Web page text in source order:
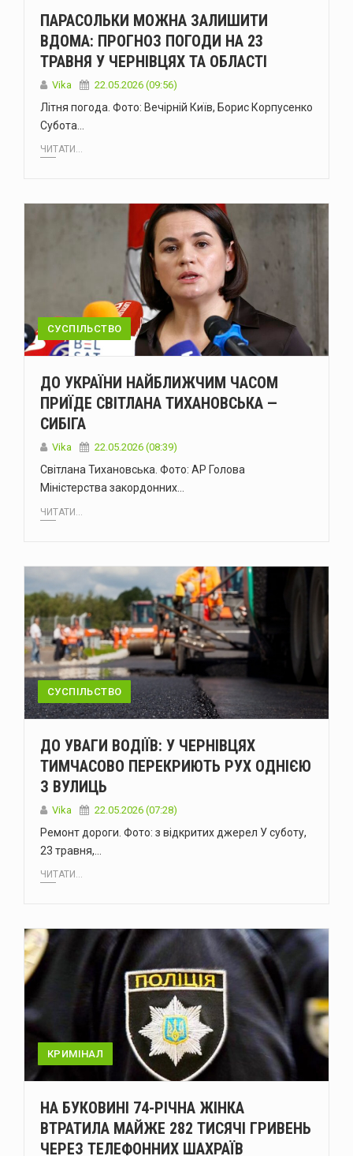
ПАРАСОЛЬКИ МОЖНА ЗАЛИШИТИ
ВДОМА: ПРОГНОЗ ПОГОДИ НА 23
ТРАВНЯ У ЧЕРНІВЦЯХ ТА ОБЛАСТІ
Vika 22.05.2026 (09:56)
Літня погода. Фото: Вечірній Київ, Борис Корпусенко
Субота…
ЧИТАТИ...
СУСПІЛЬСТВО
ДО УКРАЇНИ НАЙБЛИЖЧИМ ЧАСОМ
ПРИЇДЕ СВІТЛАНА ТИХАНОВСЬКА —
СИБІГА
Vika 22.05.2026 (08:39)
Світлана Тихановська. Фото: AP Голова
Міністерства закордонних…
ЧИТАТИ...
СУСПІЛЬСТВО
ДО УВАГИ ВОДІЇВ: У ЧЕРНІВЦЯХ
ТИМЧАСОВО ПЕРЕКРИЮТЬ РУХ ОДНІЄЮ
З ВУЛИЦЬ
Vika 22.05.2026 (07:28)
Ремонт дороги. Фото: з відкритих джерел У суботу,
23 травня,…
ЧИТАТИ...
КРИМІНАЛ
НА БУКОВИНІ 74-РІЧНА ЖІНКА
ВТРАТИЛА МАЙЖЕ 282 ТИСЯЧІ ГРИВЕНЬ
ЧЕРЕЗ ТЕЛЕФОННИХ ШАХРАЇВ